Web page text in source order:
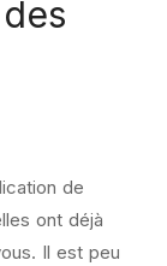
de
ont déjà
Il est peu